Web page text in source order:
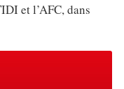
et l’AFC, dans